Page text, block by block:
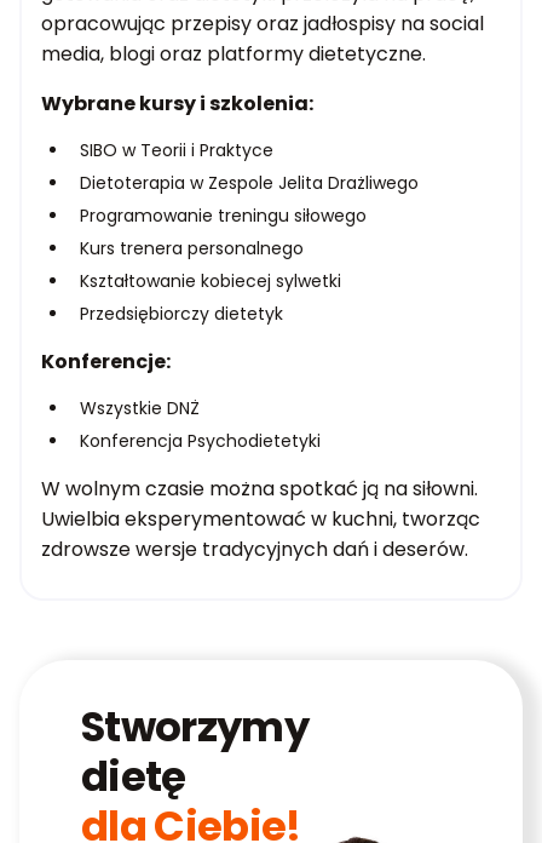
opracowując przepisy oraz jadłospisy na social
media, blogi oraz platformy dietetyczne.
Wybrane kursy i szkolenia:
SIBO w Teorii i Praktyce
Dietoterapia w Zespole Jelita Drażliwego
Programowanie treningu siłowego
Kurs trenera personalnego
Kształtowanie kobiecej sylwetki
Przedsiębiorczy dietetyk
Konferencje:
Wszystkie DNŻ
Konferencja Psychodietetyki
W wolnym czasie można spotkać ją na siłowni.
Uwielbia eksperymentować w kuchni, tworząc
zdrowsze wersje tradycyjnych dań i deserów.
Stworzymy
dietę
dla Ciebie!